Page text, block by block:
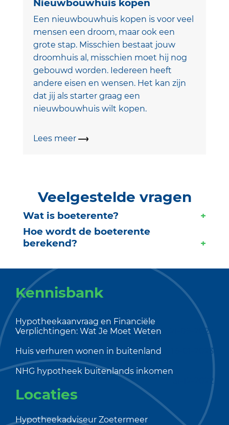
Nieuwbouwhuis kopen
Een nieuwbouwhuis kopen is voor veel
mensen een droom, maar ook een
grote stap. Misschien bestaat jouw
droomhuis al, misschien moet hij nog
gebouwd worden. Iedereen heeft
andere eisen en wensen. Het kan zijn
dat jij als starter graag een
nieuwbouwhuis wilt kopen.
Lees meer
Veelgestelde vragen
Wat is boeterente?
Hoe wordt de boeterente
berekend?
Kennisbank
Hypotheekaanvraag en Financiële
Verplichtingen: Wat Je Moet Weten
21-09-2023
Huis verhuren wonen in buitenland 16-01-2023
NHG hypotheek buitenlands inkomen
31-12-2022
Locaties
Hypotheekadviseur Zoetermeer